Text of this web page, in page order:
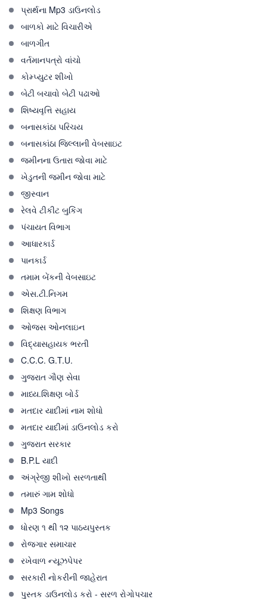
પ્રાર્થના Mp3 ડાઉનલોડ
બાળકો માટે વિચારીએ
બાળગીત
વર્તમાનપત્રો વાંચો
કોમ્પ્યુટર શીખો
બેટી બચાવો બેટી પઢાઓ
શિષ્યવૃત્તિ સહાય
બનાસકાંઠા પરિચય
બનાસકાંઠા જિલ્લાની વેબસાઇટ
જમીનના ઉતારા જોવા માટે
ખેડુતની જમીન જોવા માટે
જીસ્વાન
રેલવે ટીકીટ બુકિંગ
પંચાયત વિભાગ
આધારકાર્ડ
પાનકાર્ડ
તમામ બેંકની વેબસાઇટ
એસ.ટી.નિગમ
શિક્ષણ વિભાગ
ઓજસ ઓનલાઇન
વિદ્યાસહાયક ભરતી
C.C.C. G.T.U.
ગુજરાત ગૌણ સેવા
માધ્ય.શિક્ષણ બોર્ડ
મતદાર યાદીમાં નામ શોધો
મતદાર યાદીમાં ડાઉનલોડ કરો
ગુજરાત સરકાર
B.P.L યાદી
અંગ્રેજી શીખો સરળતાથી
તમારું ગામ શોધો
Mp3 Songs
ધોરણ ૧ થી ૧૨ પાઠયપુસ્તક
રોજગાર સમાચાર
રખેવાળ ન્યૂઝપેપર
સરકારી નોકરીની જાહેરાત
પુસ્તક ડાઉનલોડ કરો - સરળ રોગોપચાર